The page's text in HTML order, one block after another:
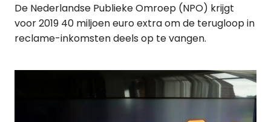
De Nederlandse Publieke Omroep (NPO) krijgt
voor 2019 40 miljoen euro extra om de terugloop in
reclame-inkomsten deels op te vangen.